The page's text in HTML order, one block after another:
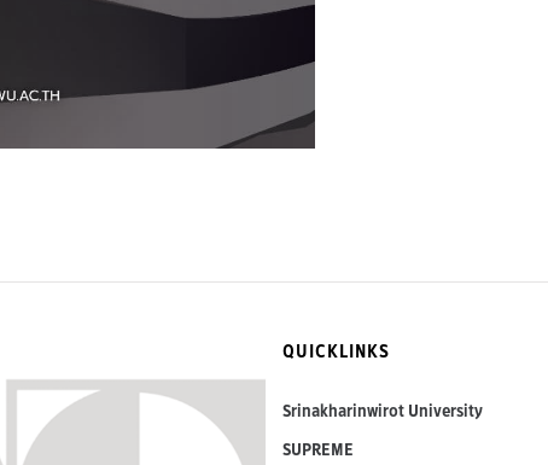
QUICKLINKS
Srinakharinwirot University
SUPREME